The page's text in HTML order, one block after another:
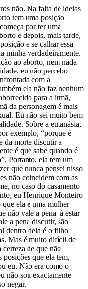
não. Na falta de ideias
tem uma posição
por ter uma
e depois, mais tarde,
e se calhar essa
minha verdadeiramente.
ao aborto, nem nada
eu não percebo
com a
ela não faz nenhum
para a irmã,
da personagem é mais
Eu não sei muito bem
Sobre a eutanásia,
exemplo, “porque é
da morte discutir a
é que sabe quando é
Portanto, ela tem um
que nunca pensei nisso
não coincidem com as
no caso do casamento
eu Henrique Monteiro
ela é uma mulher
não vale a pena já estar
a pena discutir, são
dentro dela é o filho
Mas é muito difícil de
de que não
posições que ela tem,
eu. Não era como o
não sou exactamente
negar.